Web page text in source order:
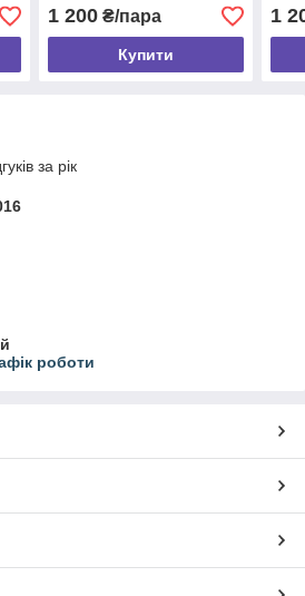
для закоханих
1 200₴/пара
Купити
1
за рік
роботи